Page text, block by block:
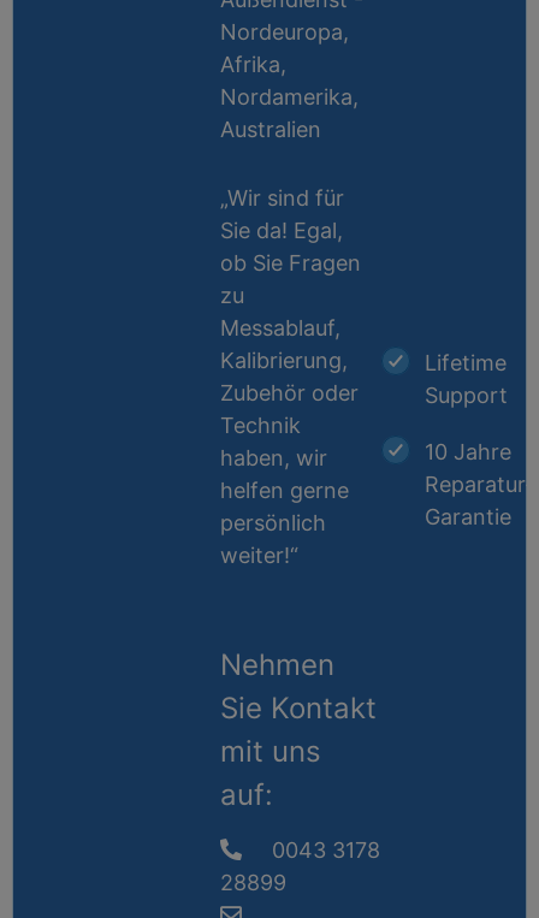
Nordeuropa,
Afrika,
Nordamerika,
Australien
„Wir sind für
Sie da! Egal,
ob Sie Fragen
zu
Messablauf,
Kalibrierung,
Zubehör oder
Technik
haben, wir
helfen gerne
persönlich
weiter!“
Nehmen
Sie Kontakt
mit uns
auf:
0043 3178
28899
Lifetime
Support
10 Jahre
Reparatur-
Garantie